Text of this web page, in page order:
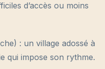
d’accès ou moins
: un village adossé à
qui impose son rythme.